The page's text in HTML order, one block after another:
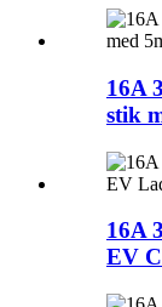
16A
stik
16A
EV